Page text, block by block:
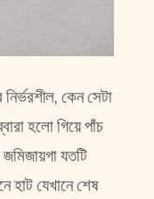
কেন সেটা
হলো গিয়ে পাঁচ
যতটি
হাট যেখানে শেষ